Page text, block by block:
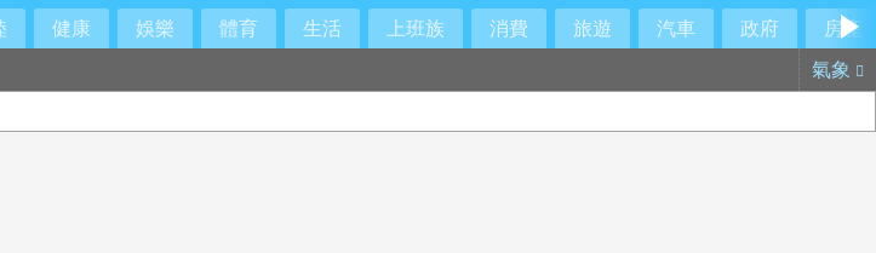
健康 娛樂 體育 生活 上班族 消費 旅遊 汽車 政府
房產
氣象